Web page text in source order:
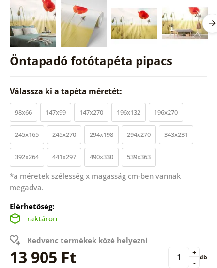
Öntapadó fotótapéta pipacs
Válassza ki a tapéta méretét:
98x66 147x99 147x270 196x132 196x270
245x165 245x270 294x198 294x270 343x231
392x264 441x297 490x330 539x363
*a méretek szélesség x magasság cm-ben vannak
megadva.
Elérhetőség:
raktáron
Kedvenc termékek közé helyezni
13 905 Ft -
+ db